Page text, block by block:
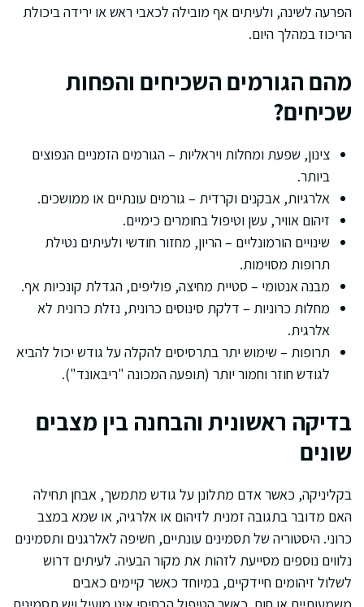
הפרעה לשינה, ולעיתים אף מובילה לכאבי ראש או ירידה ביכולת
הריכוז במהלך היום.
מהם הגורמים השכיחים והפחות
שכיחים?
צינון, שפעת ומחלות ויראליות – הגורמים הזמניים הנפוצים
ביותר.
אלרגיות, אבקנים וקרדית – גורמים עונתיים או ממושכים.
זיהום אוויר, עשן וטיפול בחומרים כימיים.
שינויים הורמונליים – הריון, מחזור חודשי ולעיתים נטילת
תרופות מסוימות.
מבנה אנטומי – סטיית מחיצה, פוליפים, הגדלת קונכיות אף.
מחלות כרוניות – דלקת סינוסים כרונית, נזלת כרונית לא
אלרגית.
תרופות – שימוש יתר בתרסיסים להקלה על גודש יכול להביא
לגודש חוזר וחמור יותר (תופעה המכונה "ריבאונד").
בדיקה ראשונית והבחנה בין מצבים
שונים
בקליניקה, כאשר אדם מתלונן על גודש מתמשך, אבחן תחילה
האם מדובר בתגובה זמנית לזיהום או אלרגיה, או שמא במצב
כרוני. היסטוריה של תסמינים עונתיים, חשיפה לאלרגנים ותסמינים
נלווים נוספים מסייעת לזהות את מקור הבעיה. לעיתים דרוש
לשלול זיהומים חיידקיים, במיוחד כאשר קיימים כאבים